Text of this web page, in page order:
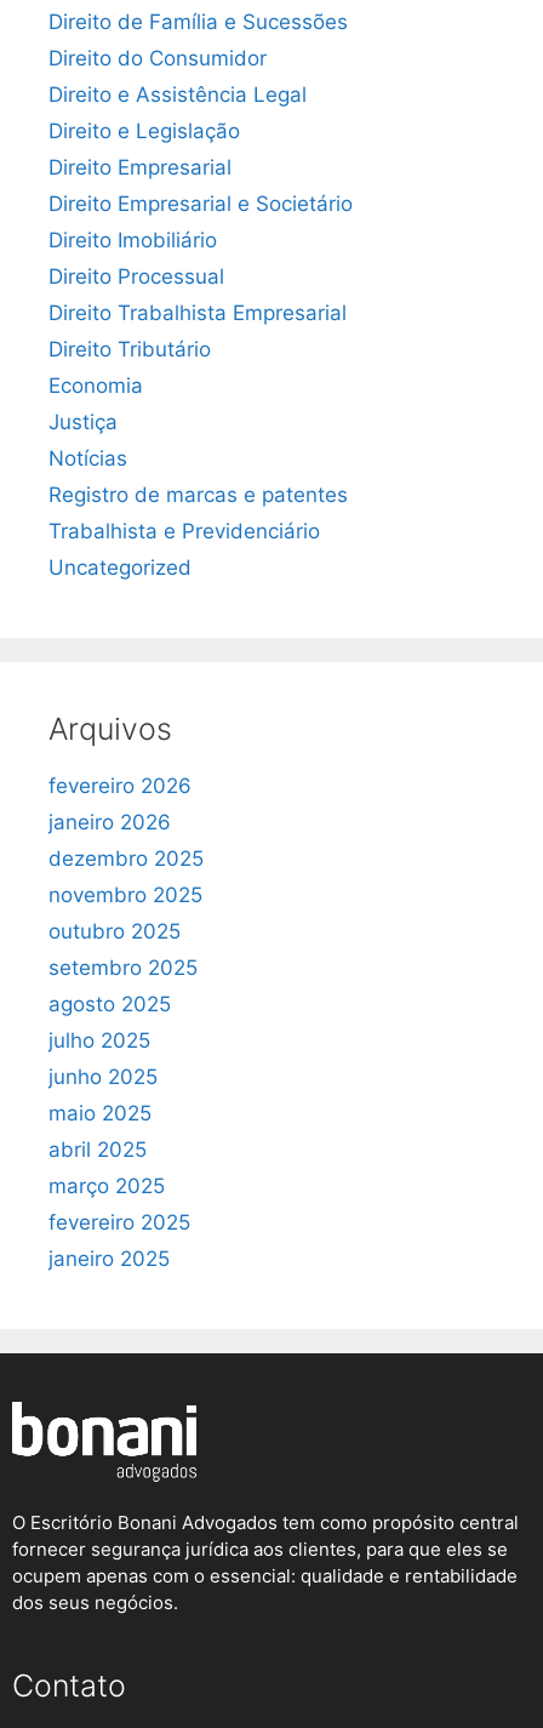
Direito de Família e Sucessões
Direito do Consumidor
Direito e Assistência Legal
Direito e Legislação
Direito Empresarial
Direito Empresarial e Societário
Direito Imobiliário
Direito Processual
Direito Trabalhista Empresarial
Direito Tributário
Economia
Justiça
Notícias
Registro de marcas e patentes
Trabalhista e Previdenciário
Uncategorized
Arquivos
fevereiro 2026
janeiro 2026
dezembro 2025
novembro 2025
outubro 2025
setembro 2025
agosto 2025
julho 2025
junho 2025
maio 2025
abril 2025
março 2025
fevereiro 2025
janeiro 2025
O Escritório Bonani Advogados tem como propósito central
fornecer segurança jurídica aos clientes, para que eles se
ocupem apenas com o essencial: qualidade e rentabilidade
dos seus negócios.
Contato